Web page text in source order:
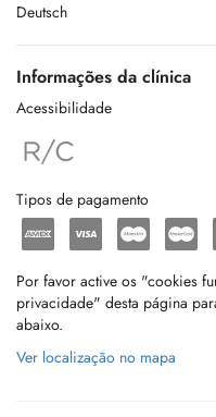
Deutsch
Informações da clínica
Acessibilidade
Tipos de pagamento
Por favor active os "cookies
privacidade" desta página
abaixo.
Ver localização no mapa